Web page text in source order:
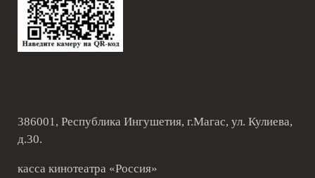
386001, Республика Ингушетия, г.Магас, ул. Кулиева,
д.30.
касса кинотеатра «Россия»